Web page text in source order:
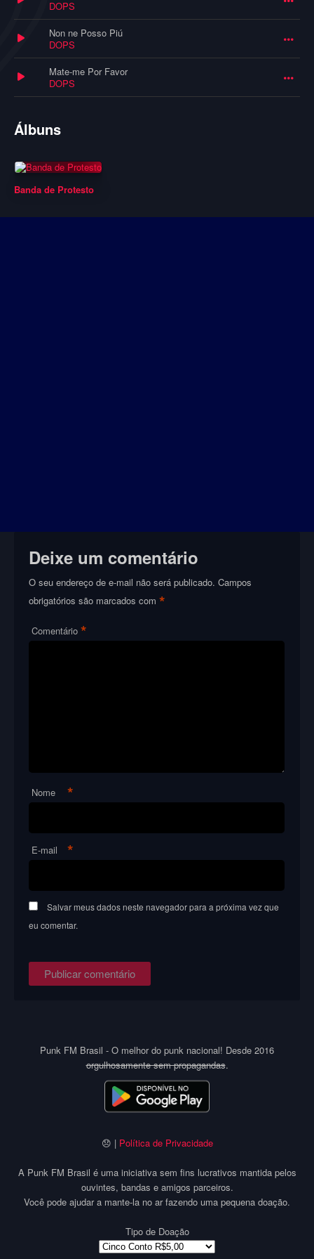
DOPS
Non ne Posso Piú
DOPS
Mate-me Por Favor
DOPS
Álbuns
Banda de Protesto
Deixe um comentário
O seu endereço de e-mail não será publicado. Campos
obrigatórios são marcados com*
Comentário *
Nome *
E-mail *
Salvar meus dados neste navegador para a próxima vez que
eu comentar.
Punk FM Brasil - O melhor do punk nacional! Desde 2016
orgulhosamente sem propagandas.
😞 | Política de Privacidade
A Punk FM Brasil é uma iniciativa sem fins lucrativos mantida pelos
ouvintes, bandas e amigos parceiros.
Você pode ajudar a mante-la no ar fazendo uma pequena doação.
Tipo de Doação